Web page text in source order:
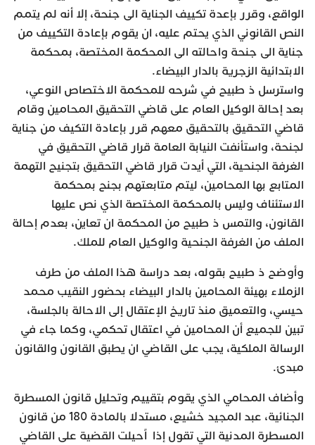
الواقع، وقرر بإعدة تكييف الجناية الى جنحة، إلا أنه لم يتمم
النص القانوني الذي يحتم عليه، ان يقوم بإعادة التكييف من
جناية الى جنحة واحالته الى المحكمة المختصة، بمحكمة
الابتدائية الزجرية بالدار البيضاء.
واسترسل ذ طبيح في شرحه للمحكمة الاختصاص النوعي،
بعد إحالة الوكيل العام على قاضي التحقيق المحامين وقام
قاضي التحقيق بالتحقيق معهم قرر بإعادة التكيف من جناية
لجنحة، واستأنفت النيابة العامة قرار قاضي التحقيق في
الغرفة الجنحية، التي أيدت قرار قاضي التحقيق بتجنيح التهمة
المتابع بها المحامين، ليتم متابعتهم بجنح بمحكمة
الاستئناف وليس بالمحكمة المختصة الذي نص عليها
القانون، والتمس ذ طبيح من المحكمة ان تعاين، بعدم إحالة
الملف من الغرفة الجنحية والوكيل العام للملك.
وأوضح ذ طبيح بقوله، بعد دراسة هذا الملف من طرف
الزملاء بهيئة المحامين بالدار البيضاء بحضور النقيب محمد
حيسي، والتعميق منذ تاريخ الإعتقال إلى الاحالة بالجلسة،
تبين للجميع أن المحامين في اعتقال تحكمي، وكما جاء في
الرسالة الملكية، يجب على القاضي ان يطبق القانون والقانون
مبدئ.
وأضاف المحامي الذي يقوم بتقييم وتحليل قانون المسطرة
الجنائية، عبد المجيد خشيع، مستدلا بالمادة 180 من قانون
المسطرة المدنية التي تقول إذا اًحيلت القضية على القاضي